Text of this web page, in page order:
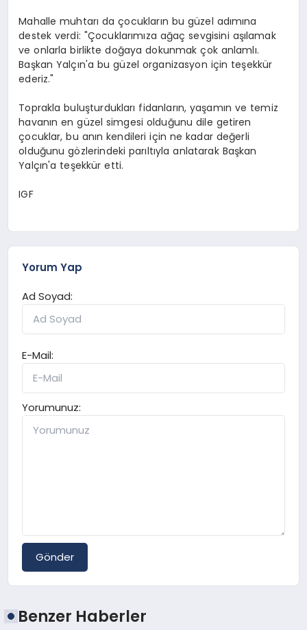
Mahalle muhtarı da çocukların bu güzel adımına
destek verdi: "Çocuklarımıza ağaç sevgisini aşılamak
ve onlarla birlikte doğaya dokunmak çok anlamlı.
Başkan Yalçın'a bu güzel organizasyon için teşekkür
ederiz."
Toprakla buluşturdukları fidanların, yaşamın ve temiz
havanın en güzel simgesi olduğunu dile getiren
çocuklar, bu anın kendileri için ne kadar değerli
olduğunu gözlerindeki parıltıyla anlatarak Başkan
Yalçın'a teşekkür etti.
IGF
Yorum Yap
Ad Soyad:
E-Mail:
Yorumunuz:
Gönder
Benzer Haberler